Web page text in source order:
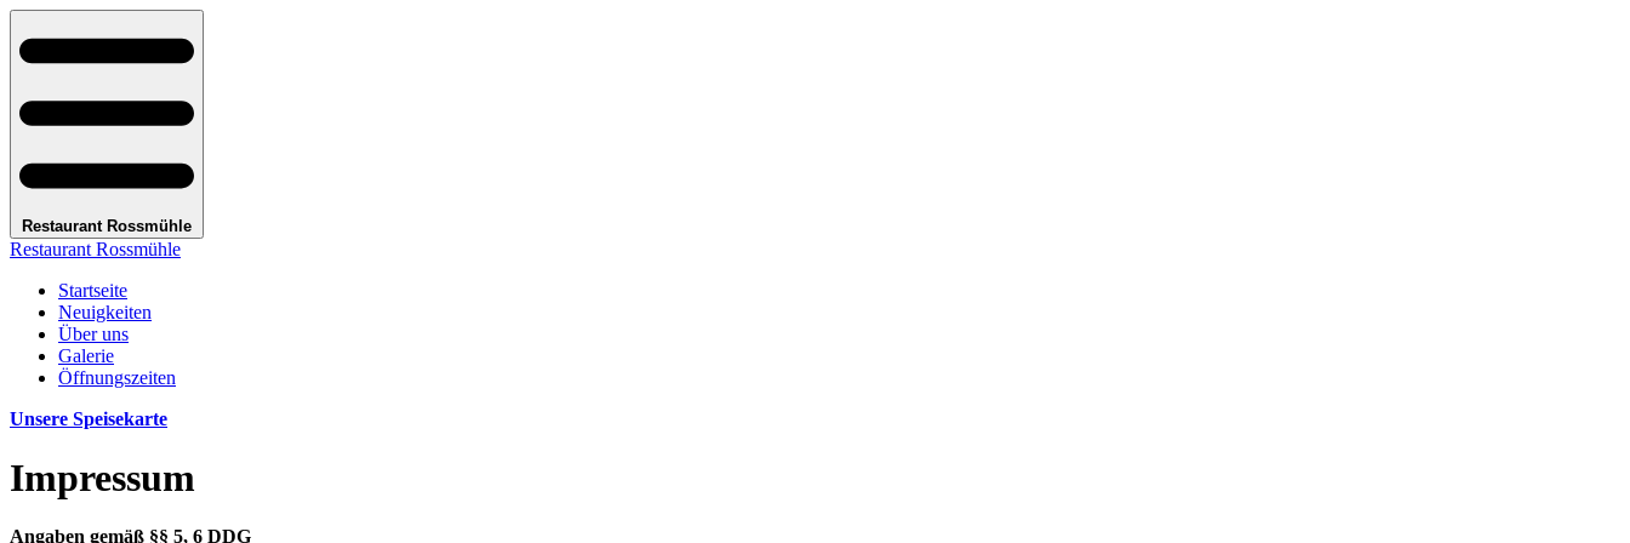
Restaurant Rossmühle
Restaurant Rossmühle
Startseite
Neuigkeiten
Über uns
Galerie
Öffnungszeiten
Unsere Speisekarte
Impressum
Angaben gemäß §§ 5, 6 DDG